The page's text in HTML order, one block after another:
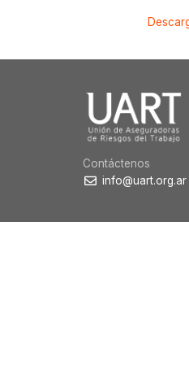
Contáctenos
info@uart.org.ar